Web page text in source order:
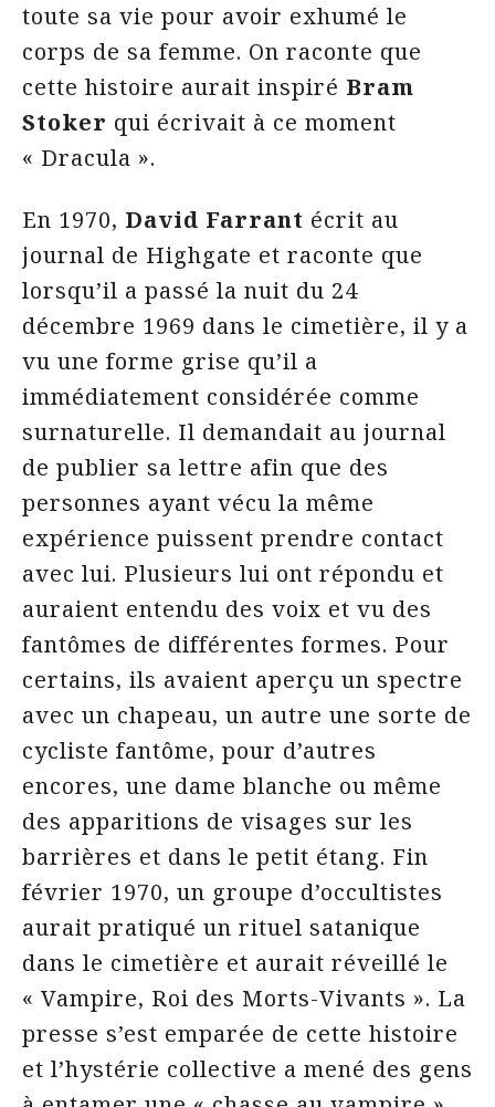
toute sa vie pour avoir exhumé le
corps de sa femme. On raconte que
cette histoire aurait inspiré Bram
Stoker qui écrivait à ce moment
« Dracula ».
En 1970, David Farrant écrit au
journal de Highgate et raconte que
lorsqu’il a passé la nuit du 24
décembre 1969 dans le cimetière, il y a
vu une forme grise qu’il a
immédiatement considérée comme
surnaturelle. Il demandait au journal
de publier sa lettre afin que des
personnes ayant vécu la même
expérience puissent prendre contact
avec lui. Plusieurs lui ont répondu et
auraient entendu des voix et vu des
fantômes de différentes formes. Pour
certains, ils avaient aperçu un spectre
avec un chapeau, un autre une sorte de
cycliste fantôme, pour d’autres
encores, une dame blanche ou même
des apparitions de visages sur les
barrières et dans le petit étang. Fin
février 1970, un groupe d’occultistes
aurait pratiqué un rituel satanique
dans le cimetière et aurait réveillé le
« Vampire, Roi des Morts-Vivants ». La
presse s’est emparée de cette histoire
et l’hystérie collective a mené des gens